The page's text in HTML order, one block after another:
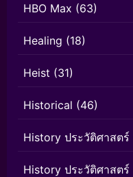
HBO Max (63)
Healing (18)
Heist (31)
Historical (46)
History ประวัติศาสตร์
History ประวัติศาสตร์